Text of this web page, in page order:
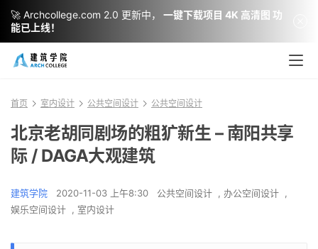
首页 室内设计 公共空间设计 公共空间设计
北京老胡同剧场的粗犷新生 – 南阳共享
际 / DAGA大观建筑
建筑学院 2020-11-03 上午8:30 公共空间设计 , 办公空间设计 ,
娱乐空间设计 , 室内设计
🚀 Archcollege.com 2.0 更新中，
一键下载项目 4K 高清图 功
能已上线！